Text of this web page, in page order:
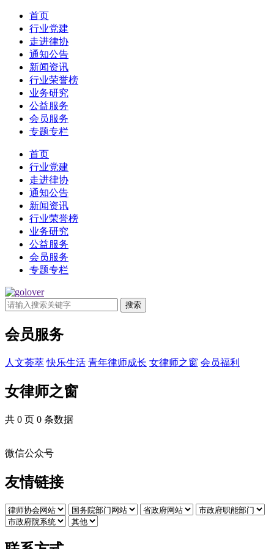
首页
行业党建
走进律协
通知公告
新闻资讯
行业荣誉榜
业务研究
公益服务
会员服务
专题专栏
首页
行业党建
走进律协
通知公告
新闻资讯
行业荣誉榜
业务研究
公益服务
会员服务
专题专栏
搜索
会员服务
人文荟萃 快乐生活 青年律师成长 女律师之窗 会员福利
女律师之窗
共 0 页 0 条数据
微信公众号
友情链接